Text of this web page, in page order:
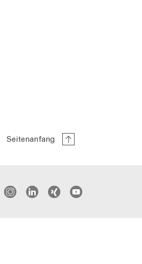
Seitenanfang
facebookinstagramlinkedin